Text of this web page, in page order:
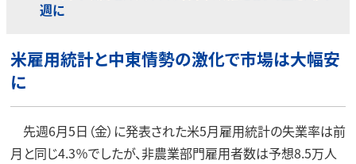
週に
米雇用統計と中東情勢の激化で市場は大幅安
に
先週6月5日（金）に発表された米5月雇用統計の失業率は前
月と同じ4.3％でしたが、非農業部門雇用者数は予想8.5万人